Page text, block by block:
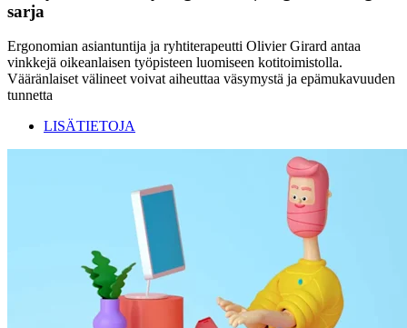
sarja
Ergonomian asiantuntija ja ryhtiterapeutti Olivier Girard antaa
vinkkejä oikeanlaisen työpisteen luomiseen kotitoimistolla.
Vääränlaiset välineet voivat aiheuttaa väsymystä ja epämukavuuden
tunnetta
LISÄTIETOJA